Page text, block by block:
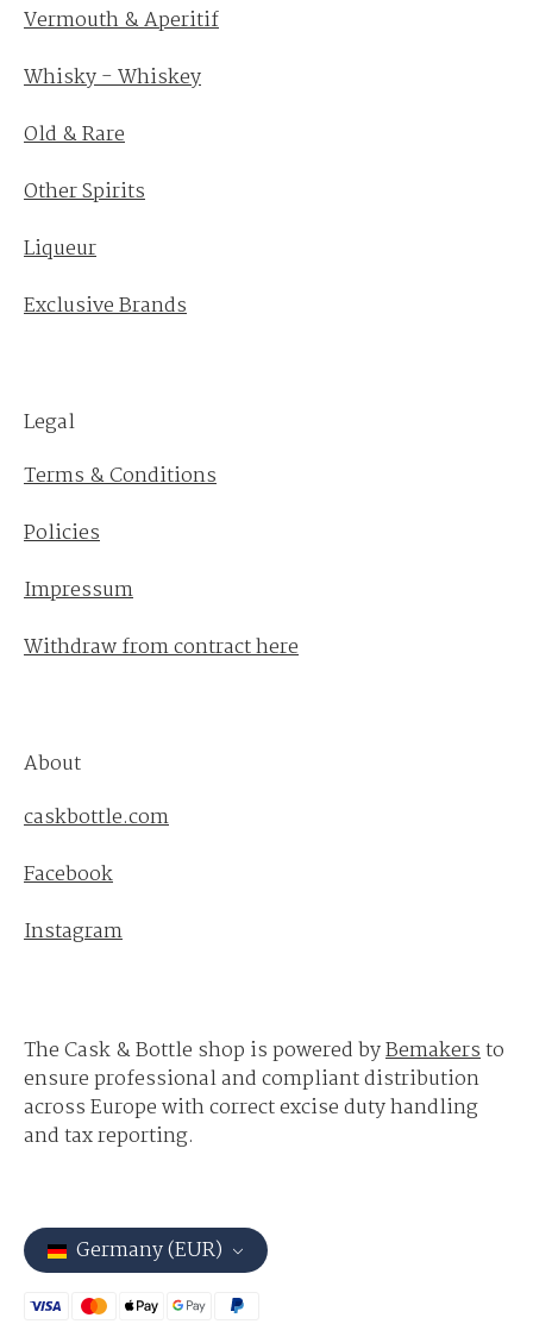
Vermouth & Aperitif
Whisky - Whiskey
Old & Rare
Other Spirits
Liqueur
Exclusive Brands
Legal
Terms & Conditions
Policies
Impressum
Withdraw from contract here
About
caskbottle.com
Facebook
Instagram
The Cask & Bottle shop is powered byBemakersto
ensure professional and compliant distribution
across Europe with correct excise duty handling
and tax reporting.
Germany (EUR)